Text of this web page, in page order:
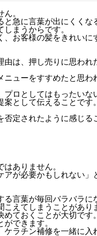
。
急に言葉が出にくくな
まうからです。
お客様の髪をきれいに
は、押し売りに思われ
ューをすすめたと思わ
ロとしてはもったいな
として伝えることです。
定されたように感じる
ありません。
が必要かもしれない」
言葉が毎回バラバラに
えてしまうことがあり
ておくことが大切です。
できます。
ケラチン補修を一緒に